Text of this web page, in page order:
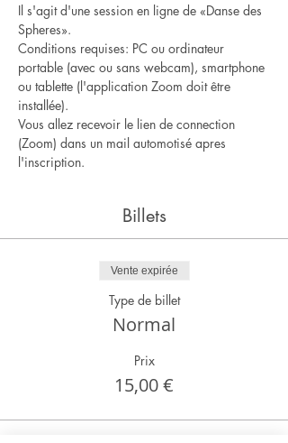
Il s'agit d'une session en ligne de «Danse des
Spheres».
Conditions requises: PC ou ordinateur
portable (avec ou sans webcam), smartphone
ou tablette (l'application Zoom doit être
installée).
Vous allez recevoir le lien de connection
(Zoom) dans un mail automotisé apres
l'inscription.
Billets
Vente expirée
Type de billet
Normal
Prix
15,00 €